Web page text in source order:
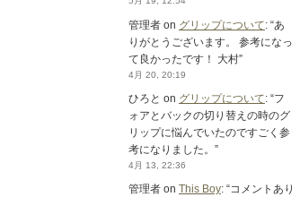
管理者 on グリップについて: “あ
りがとうございます。 参考になっ
て良かったです！ 大村”
4月 20, 20:19
ひろと on グリップについて: “フ
ォアとバックの切り替えの時のグ
リップに悩んでいたのですごく参
考になりました。 ”
4月 13, 22:36
管理者 on This Boy: “コメントあり